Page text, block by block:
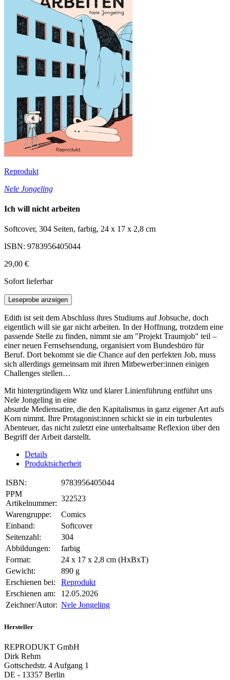
Reprodukt
Nele Jongeling
Ich will nicht arbeiten
Softcover, 304 Seiten, farbig, 24 x 17 x 2,8 cm
ISBN: 9783956405044
29,00 €
Sofort lieferbar
Leseprobe anzeigen
Edith ist seit dem Abschluss ihres Studiums auf Jobsuche, doch
eigentlich will sie gar nicht arbeiten. In der Hoffnung, trotzdem eine
passende Stelle zu finden, nimmt sie am "Projekt Traumjob" teil –
einer neuen Fernsehsendung, organisiert vom Bundesbüro für
Beruf. Dort bekommt sie die Chance auf den perfekten Job, muss
sich allerdings gemeinsam mit ihren Mitbewerber:innen einigen
Challenges stellen…
Mit hintergründigem Witz und klarer Linienführung entführt uns
Nele Jongeling in eine
absurde Mediensatire, die den Kapitalismus in ganz eigener Art aufs
Korn nimmt. Ihre Protagonist:innen schickt sie in ein turbulentes
Abenteuer, das nicht zuletzt eine unterhaltsame Reflexion über den
Begriff der Arbeit darstellt.
Details
Produktsicherheit
ISBN:
9783956405044
PPM
Artikelnummer:
322523
Warengruppe:
Comics
Einband:
Softcover
Seitenzahl:
304
Abbildungen:
farbig
Format:
24 x 17 x 2,8 cm (HxBxT)
Gewicht:
890 g
Erschienen bei:
Reprodukt
Erschienen am:
12.05.2026
Zeichner/Autor: Nele Jongeling
Hersteller
REPRODUKT GmbH
Dirk Rehm
Gottschedstr. 4 Aufgang 1
DE - 13357 Berlin